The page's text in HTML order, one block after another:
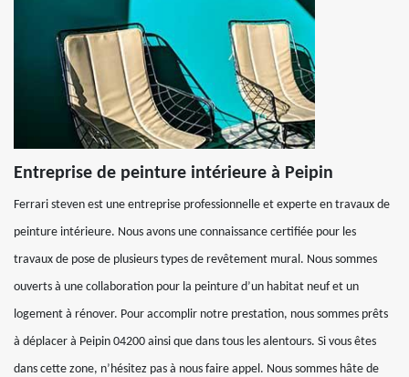
Entreprise de peinture intérieure à Peipin
Ferrari steven est une entreprise professionnelle et experte en travaux de
peinture intérieure. Nous avons une connaissance certifiée pour les
travaux de pose de plusieurs types de revêtement mural. Nous sommes
ouverts à une collaboration pour la peinture d’un habitat neuf et un
logement à rénover. Pour accomplir notre prestation, nous sommes prêts
à déplacer à Peipin 04200 ainsi que dans tous les alentours. Si vous êtes
dans cette zone, n’hésitez pas à nous faire appel. Nous sommes hâte de